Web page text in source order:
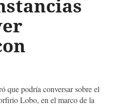
que podría conversar sobre el
Lobo, en el marco de la